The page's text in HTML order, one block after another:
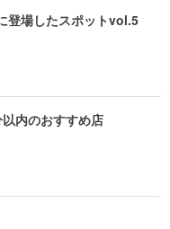
登場したスポットvol.5
内のおすすめ店